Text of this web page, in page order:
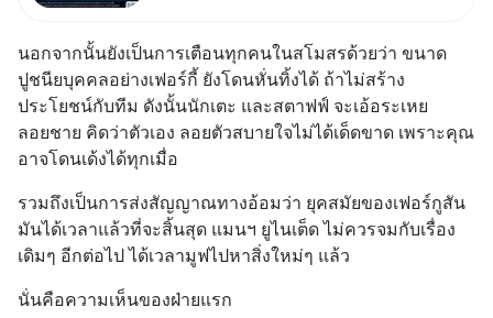
มา แต่ความจริงคือทั่วโลกยังเดิน
หน้าลงทุน AI
นอกจากนั้นยังเป็นการเตือนทุกคนในสโมสรด้วยว่า ขนาด
ปูชนียบุคคลอย่างเฟอร์กี้ ยังโดนหั่นทิ้งได้ ถ้าไม่สร้าง
ประโยชน์กับทีม ดังนั้นนักเตะ และสตาฟฟ์ จะเอ้อระเหย
ลอยชาย คิดว่าตัวเอง ลอยตัวสบายใจไม่ได้เด็ดขาด เพราะคุณ
อาจโดนเด้งได้ทุกเมื่อ
รวมถึงเป็นการส่งสัญญาณทางอ้อมว่า ยุคสมัยของเฟอร์กูสัน
มันได้เวลาแล้วที่จะสิ้นสุด แมนฯ ยูไนเต็ด ไม่ควรจมกับเรื่อง
เดิมๆ อีกต่อไป ได้เวลามูฟไปหาสิ่งใหม่ๆ แล้ว
นั่นคือความเห็นของฝ่ายแรก